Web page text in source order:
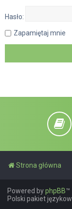
Hasło:
Zapamiętaj mnie
Strona główna
Powered byphpBB™
Polski pakiet